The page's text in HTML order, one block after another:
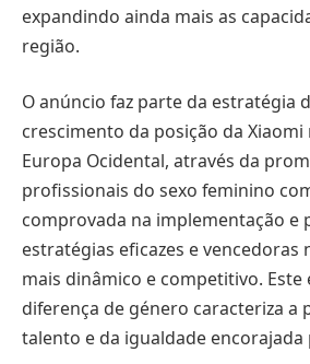
expandindo ainda mais as
região.
O anúncio faz parte da estratégia
crescimento da posição da
Europa Ocidental, através da
profissionais do sexo feminino
comprovada na implementação e
estratégias eficazes e vencedoras
mais dinâmico e competitivo.
diferença de género caracteriza a
talento e da igualdade encorajada